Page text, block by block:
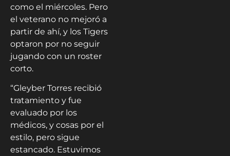
como el miércoles. Pero
el veterano no mejoró a
partir de ahí, y los Tigers
optaron por no seguir
jugando con un roster
corto.
“Gleyber Torres recibió
tratamiento y fue
evaluado por los
médicos, y cosas por el
estilo, pero sigue
estancado. Estuvimos